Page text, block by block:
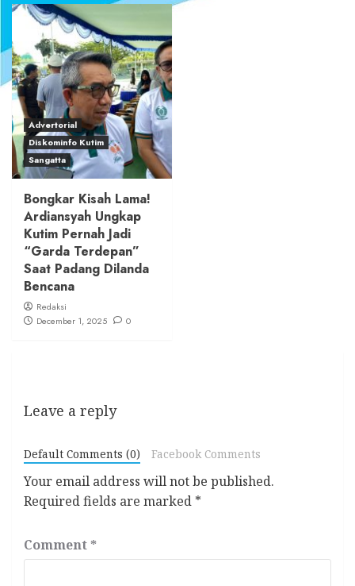
Advertorial
Diskominfo Kutim
Sangatta
Bongkar Kisah Lama!
Ardiansyah Ungkap
Kutim Pernah Jadi
“Garda Terdepan”
Saat Padang Dilanda
Bencana
Redaksi
December 1, 2025
0
Leave a reply
Default Comments (0) Facebook Comments
Your email address will not be published.
Required fields are marked *
Comment *